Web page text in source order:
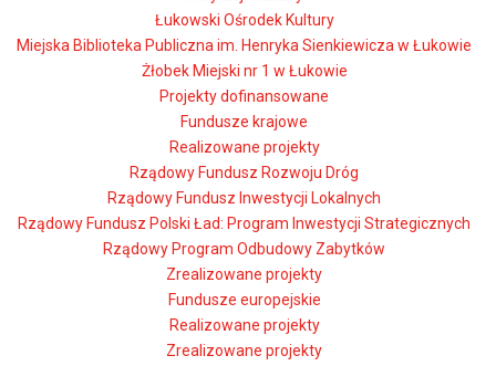
Łukowski Ośrodek Kultury
Miejska Biblioteka Publiczna im. Henryka Sienkiewicza w Łukowie
Żłobek Miejski nr 1 w Łukowie
Projekty dofinansowane
Fundusze krajowe
Realizowane projekty
Rządowy Fundusz Rozwoju Dróg
Rządowy Fundusz Inwestycji Lokalnych
Rządowy Fundusz Polski Ład: Program Inwestycji Strategicznych
Rządowy Program Odbudowy Zabytków
Zrealizowane projekty
Fundusze europejskie
Realizowane projekty
Zrealizowane projekty